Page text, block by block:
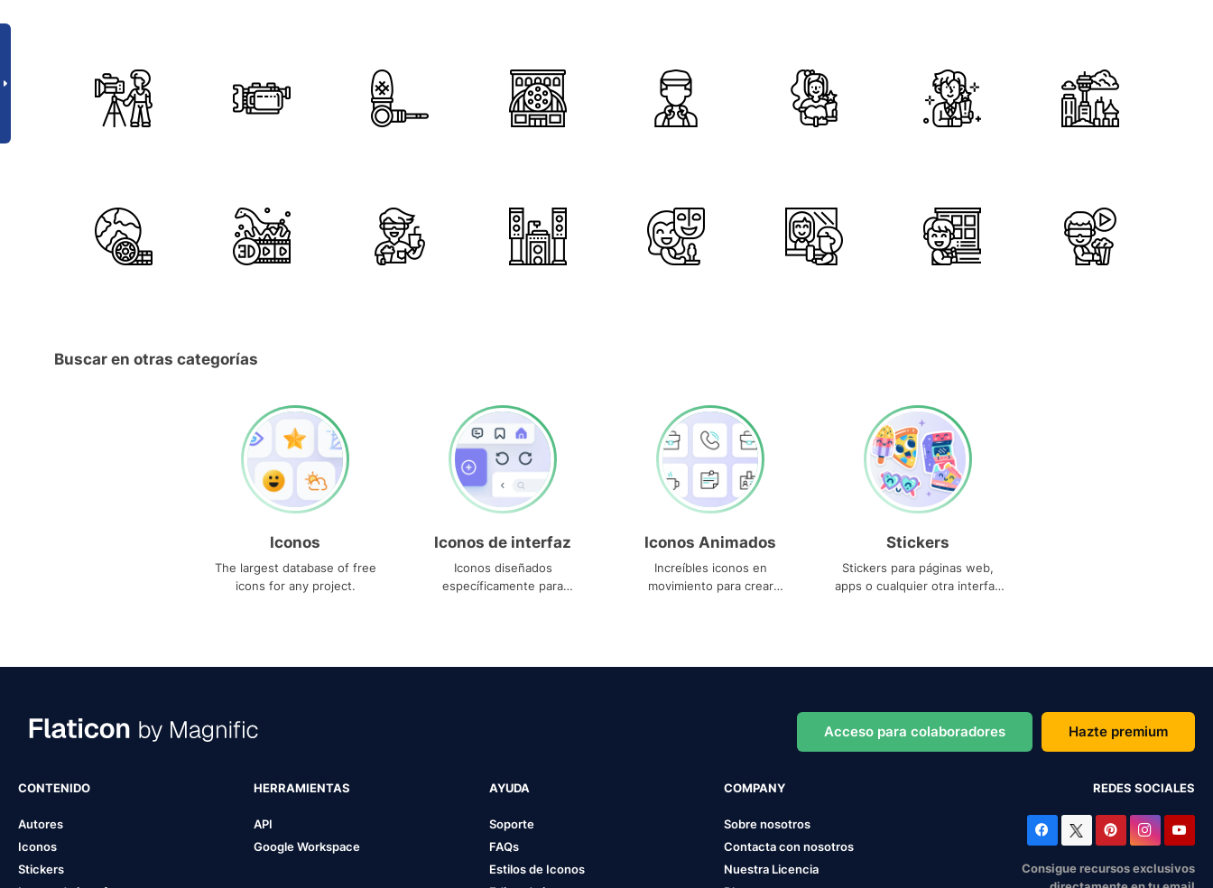
Buscar en otras categorías
Iconos
The largest database of free
icons for any project.
Iconos de interfaz
Iconos diseñados
específicamente para
Iconos Animados
Increíbles iconos en
movimiento para crear
Stickers
Stickers para páginas web,
apps o cualquier otra interfaz
Acceso para colaboradores Hazte premium
CONTENIDO
Autores
Iconos
Stickers
HERRAMIENTAS
API
Google Workspace
AYUDA
Soporte
FAQs
Estilos de Iconos
COMPANY
Sobre nosotros
Contacta con nosotros
Nuestra Licencia
REDES SOCIALES
Consigue recursos exclusivos